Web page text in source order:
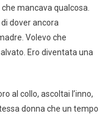
mancava qualcosa.
dover ancora
Volevo che
Ero diventata una
al collo, ascoltai l’inno,
donna che un tempo